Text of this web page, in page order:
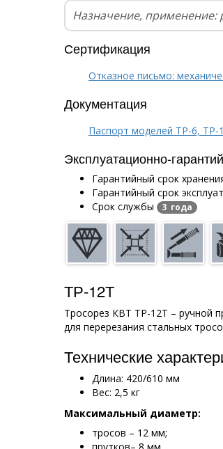
Назначение, применение:
Сертификация
Отказное письмо:
Документация
Паспорт моделей ТР-6, ТР-
Эксплуатационно-
Гарантийный срок
Гарантийный срок
Срок службы 3 года
ТР-12Т
Тросорез КВТ ТР-12Т – ручной
для перерезания стальных
Технические
Длина: 420/610 мм
Вес: 2,5 кг
Максимальный диаметр:
тросов – 12 мм;